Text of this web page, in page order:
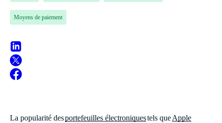
Moyens de paiement
La popularité desportefeuilles électroniquestels queApple